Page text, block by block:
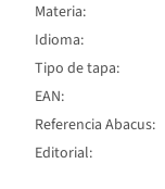
Materia:
Idioma:
Tipo de tapa:
EAN:
Referencia Abacus:
Editorial: